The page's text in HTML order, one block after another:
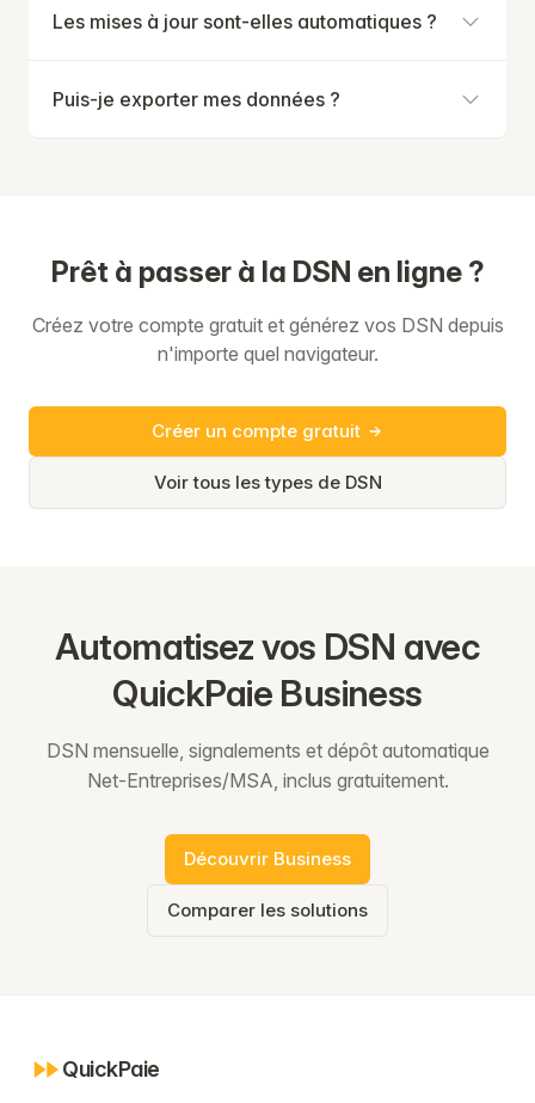
Les mises à jour sont-elles automatiques ?
Puis-je exporter mes données ?
Prêt à passer à la DSN en ligne ?
Créez votre compte gratuit et générez vos DSN depuis
n'importe quel navigateur.
Créer un compte gratuit
Voir tous les types de DSN
Automatisez vos DSN avec
QuickPaie Business
DSN mensuelle, signalements et dépôt automatique
Net-Entreprises/MSA, inclus gratuitement.
Découvrir Business
Comparer les solutions
QuickPaie